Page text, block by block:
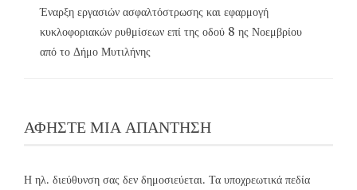
Έναρξη εργασιών ασφαλτόστρωσης και εφαρμογή
κυκλοφοριακών ρυθμίσεων επί της οδού 8 ης Νοεμβρίου
από το Δήμο Μυτιλήνης
ΑΦΉΣΤΕ ΜΙΑ ΑΠΆΝΤΗΣΗ
Η ηλ. διεύθυνση σας δεν δημοσιεύεται. Τα υποχρεωτικά πεδία